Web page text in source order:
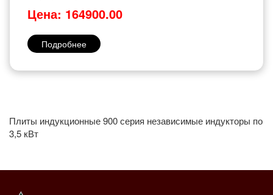
Цена: 164900.00
Подробнее
Плиты индукционные 900 серия независимые индукторы по
3,5 кВт